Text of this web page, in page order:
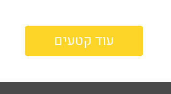
עוד קטעים